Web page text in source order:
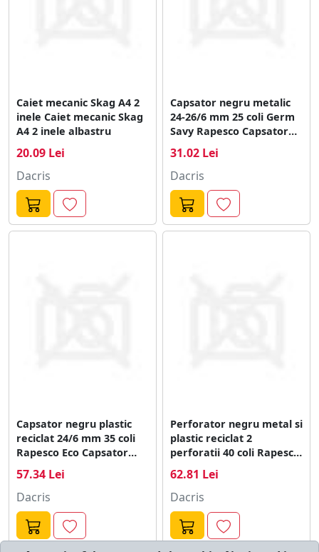
Caiet mecanic Skag A4 2
inele Caiet mecanic Skag
A4 2 inele albastru
20.09 Lei
Dacris
Capsator negru metalic
24-26/6 mm 25 coli Germ
Savy Rapesco Capsator
mm 25 coli germ savy
Rapesco
31.02 Lei
Dacris
Capsator negru plastic
reciclat 24/6 mm 35 coli
Rapesco Eco Capsator
negru plastic reciclat 24/6
mm 35 coli Rapesco Eco
57.34 Lei
Dacris
Perforator negru metal si
plastic reciclat 2
perforatii 40 coli Rapesco
Eco X5 Perforator negru
metal si plastic reciclat 2
perforatii 40 coli Rapesco
Eco X5
62.81 Lei
Dacris